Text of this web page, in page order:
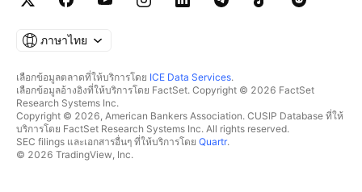
ภาษาไทย
เลือกข้อมูลตลาดที่ให้บริการโดย ICE Data Services.
เลือกข้อมูลอ้างอิงที่ให้บริการโดย FactSet. Copyright © 2026 FactSet
Research Systems Inc.
Copyright © 2026, American Bankers Association. CUSIP Database ที่ให้
บริการโดย FactSet Research Systems Inc. All rights reserved.
SEC filings และเอกสารอื่นๆ ที่ให้บริการโดย Quartr.
© 2026 TradingView, Inc.